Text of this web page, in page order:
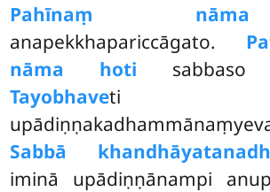
Pahīnaṃ
anapekkhapariccāgato.
nāma hoti sabbaso
Tayobhaveti
Sabbā
iminā upādiṇṇānampi